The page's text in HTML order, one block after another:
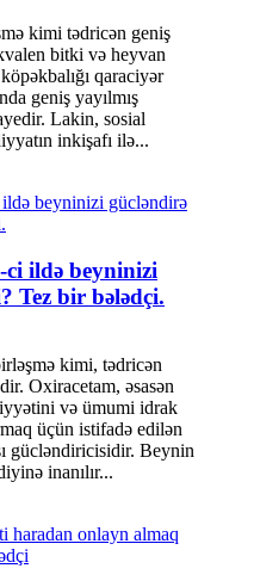
kimi tədricən geniş
bitki və heyvan
qaraciyər
geniş yayılmış
Lakin, sosial
inkişafı ilə...
ci ildə beyninizi
Tez bir bələdçi.
kimi, tədricən
Oxiracetam, əsasən
və ümumi idrak
üçün istifadə edilən
gücləndiricisidir. Beynin
inanılır...